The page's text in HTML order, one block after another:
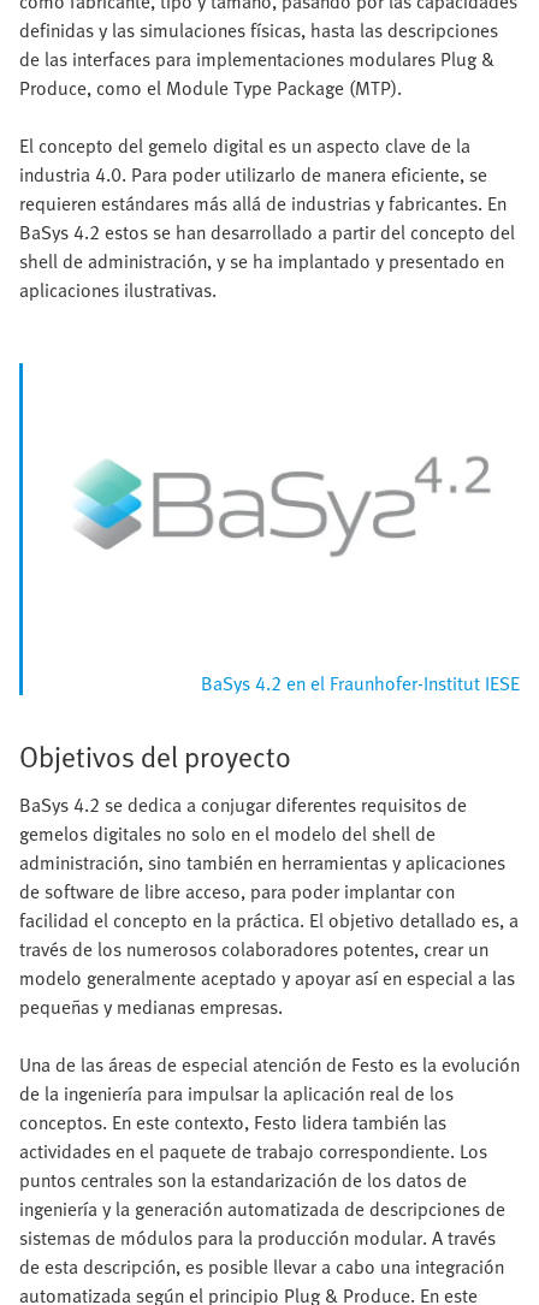
definidas y las simulaciones físicas, hasta las descripciones
de las interfaces para implementaciones modulares Plug &
Produce, como el Module Type Package (MTP).
El concepto del gemelo digital es un aspecto clave de la
industria 4.0. Para poder utilizarlo de manera eficiente, se
requieren estándares más allá de industrias y fabricantes. En
BaSys 4.2 estos se han desarrollado a partir del concepto del
shell de administración, y se ha implantado y presentado en
aplicaciones ilustrativas.
BaSys 4.2 en el Fraunhofer-Institut IESE
Objetivos del proyecto
BaSys 4.2 se dedica a conjugar diferentes requisitos de
gemelos digitales no solo en el modelo del shell de
administración, sino también en herramientas y aplicaciones
de software de libre acceso, para poder implantar con
facilidad el concepto en la práctica. El objetivo detallado es, a
través de los numerosos colaboradores potentes, crear un
modelo generalmente aceptado y apoyar así en especial a las
pequeñas y medianas empresas.
Una de las áreas de especial atención de Festo es la evolución
de la ingeniería para impulsar la aplicación real de los
conceptos. En este contexto, Festo lidera también las
actividades en el paquete de trabajo correspondiente. Los
puntos centrales son la estandarización de los datos de
ingeniería y la generación automatizada de descripciones de
sistemas de módulos para la producción modular. A través
de esta descripción, es posible llevar a cabo una integración
automatizada según el principio Plug & Produce. En este